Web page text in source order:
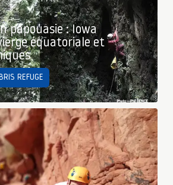
papouasie : Iowa
équatoriale et
REFUGE